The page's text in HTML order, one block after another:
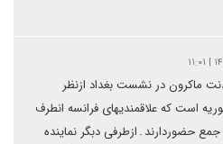
ماکرون در نشست بغداد ازنظر
است که علاقمندیهای فرانسه انطرف
حضوردارند۔ازطرفی دبگر نماینده